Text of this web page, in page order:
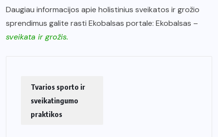
Daugiau informacijos apie holistinius sveikatos ir grožio
sprendimus galite rasti Ekobalsas portale: Ekobalsas –
sveikata ir grožis.
Tvarios sporto ir
sveikatingumo
praktikos